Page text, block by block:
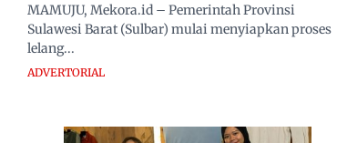
MAMUJU, Mekora.id – Pemerintah Provinsi
Sulawesi Barat (Sulbar) mulai menyiapkan proses
lelang...
ADVERTORIAL